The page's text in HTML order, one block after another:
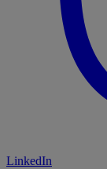
LinkedIn